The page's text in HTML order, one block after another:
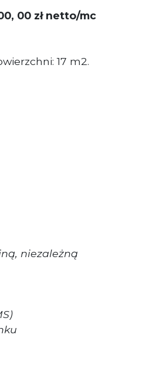
00 zł netto/mc
17 m2.
niezależną